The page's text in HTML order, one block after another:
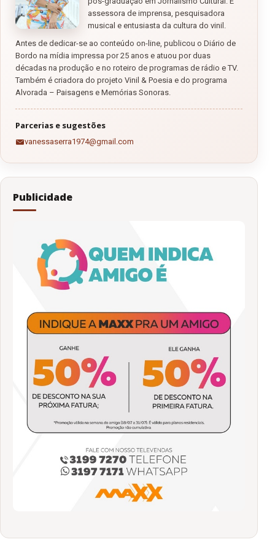
assessora de imprensa, pesquisadora
musical e entusiasta da cultura do vinil.
Antes de dedicar-se ao conteúdo on-line, publicou o Diário de
Bordo na mídia impressa por 25 anos e atuou por duas
décadas na produção e no roteiro de programas de rádio e TV.
Também é criadora do projeto Vinil & Poesia e do programa
Alvorada – Paisagens e Memórias Sonoras.
Parcerias e sugestões
vanessaserra1974@gmail.com
Publicidade